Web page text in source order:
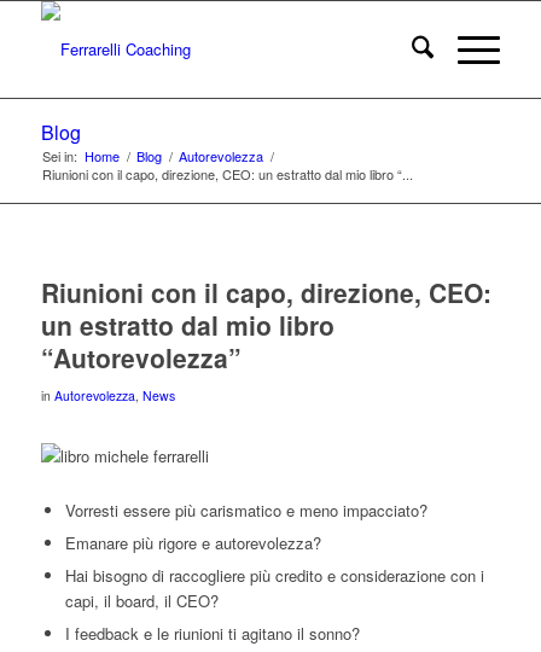
Blog
Sei in: Home / Blog / Autorevolezza /
Riunioni con il capo, direzione, CEO: un estratto dal mio libro “...
Riunioni con il capo, direzione, CEO:
un estratto dal mio libro
“Autorevolezza”
in Autorevolezza, News
Vorresti essere più carismatico e meno impacciato?
Emanare più rigore e autorevolezza?
Hai bisogno di raccogliere più credito e considerazione con i
capi, il board, il CEO?
I feedback e le riunioni ti agitano il sonno?